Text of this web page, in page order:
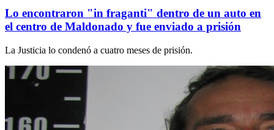
Lo encontraron "in fraganti" dentro de un auto en
el centro de Maldonado y fue enviado a prisión
La Justicia lo condenó a cuatro meses de prisión.